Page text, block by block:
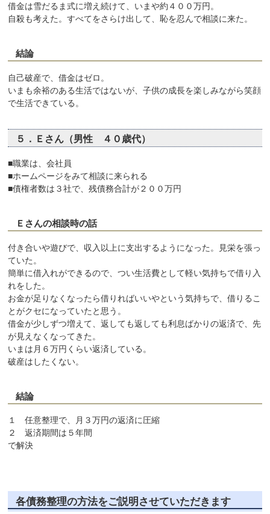
借金は雪だるま式に増え続けて、いまや約４００万円。
自殺も考えた。すべてをさらけ出して、恥を忍んで相談に来た。
結論
自己破産で、借金はゼロ。
いまも余裕のある生活ではないが、子供の成長を楽しみながら笑顔
で生活できている。
５．Ｅさん（男性 ４０歳代）
■職業は、会社員
■ホームページをみて相談に来られる
■債権者数は３社で、残債務合計が２００万円
Ｅさんの相談時の話
付き合いや遊びで、収入以上に支出するようになった。見栄を張っ
ていた。
簡単に借入れができるので、つい生活費として軽い気持ちで借り入
れをした。
お金が足りなくなったら借りればいいやという気持ちで、借りるこ
とがクセになっていたと思う。
借金が少しずつ増えて、返しても返しても利息ばかりの返済で、先
が見えなくなってきた。
いまは月６万円くらい返済している。
破産はしたくない。
結論
１ 任意整理で、月３万円の返済に圧縮
２ 返済期間は５年間
で解決
各債務整理の方法をご説明させていただきます